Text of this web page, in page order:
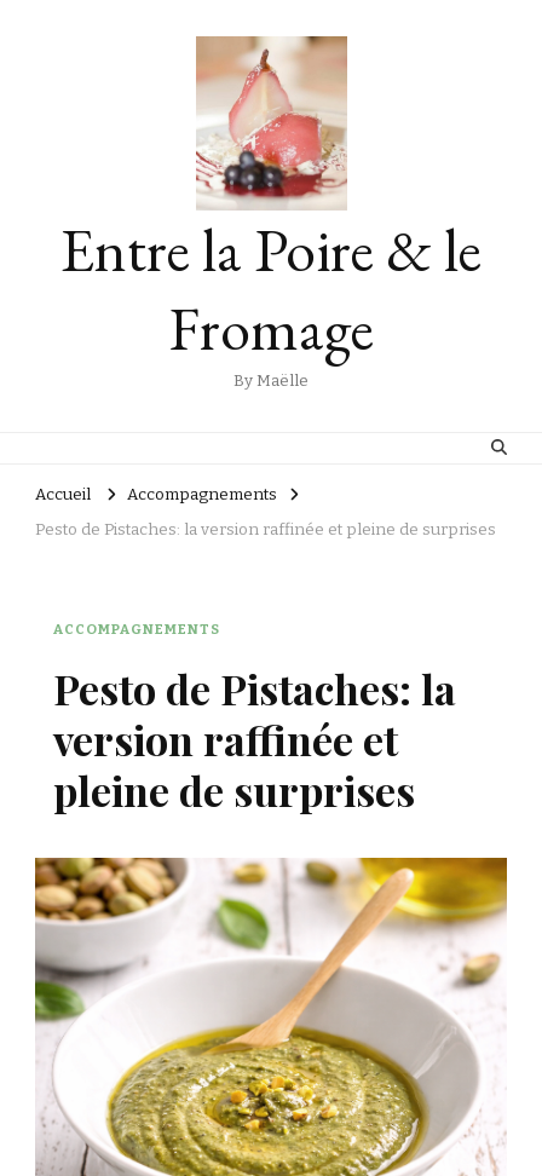
Entre la Poire & le
Fromage
By Maëlle
Accueil
Accompagnements
Pesto de Pistaches: la version raffinée et pleine de surprises
ACCOMPAGNEMENTS
Pesto de Pistaches: la
version raffinée et
pleine de surprises